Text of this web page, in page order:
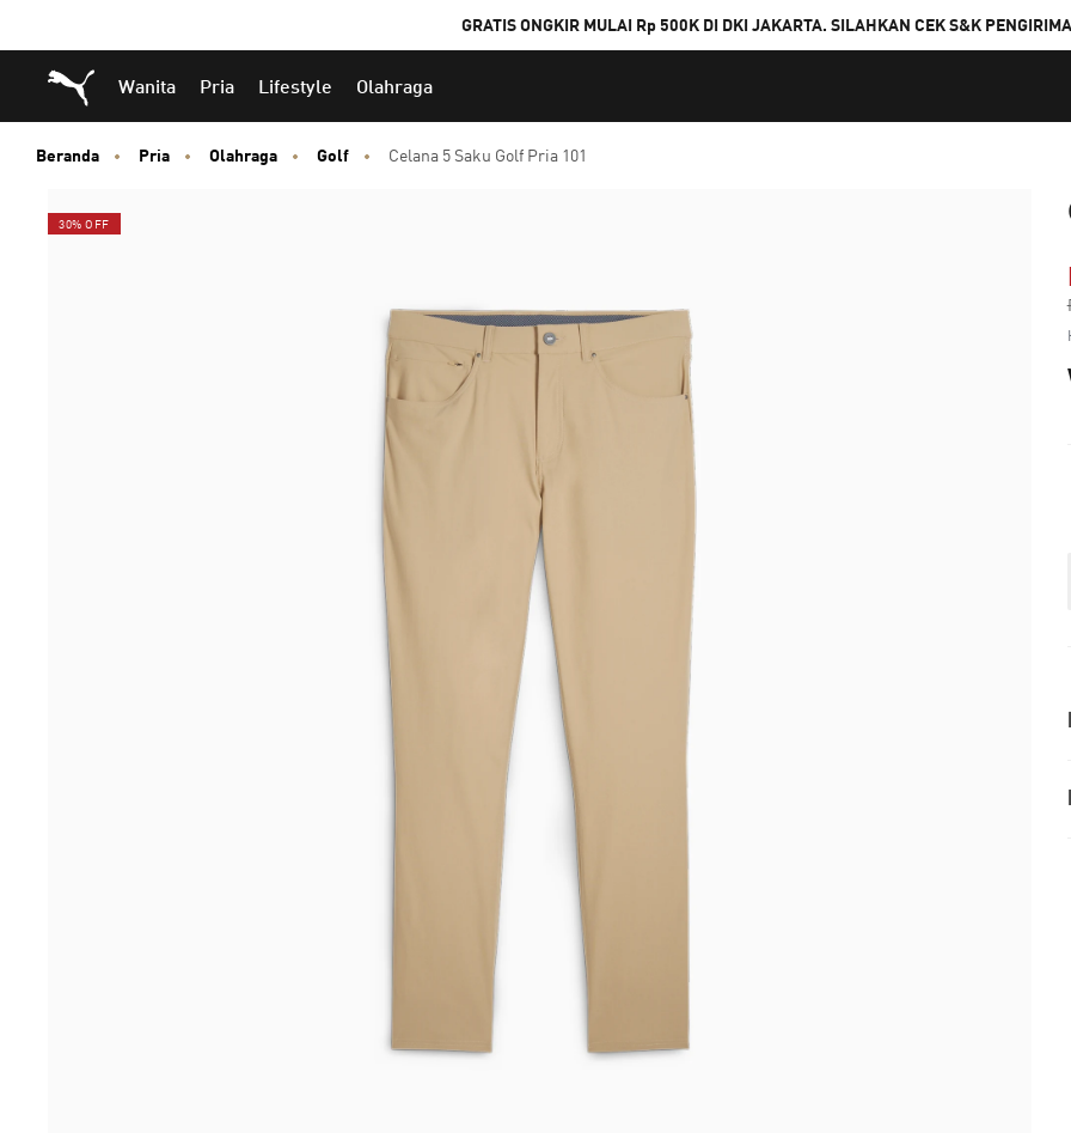
GRATIS ONGKIR MULAI Rp 500K DI DKI JAKARTA. SILAHKAN CEK S&K
Puma Beranda
Wanita Pria Lifestyle Olahraga
Beranda Pria Olahraga Golf Celana 5 Saku Golf Pria 101
30% OFF